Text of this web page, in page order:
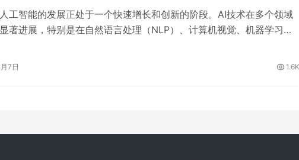
工智能的发展正处于一个快速增长和创新的阶段。AI技术在多个领域
著进展，特别是在自然语言处理（NLP）、计算机视觉、机器学习
7日 1.6K